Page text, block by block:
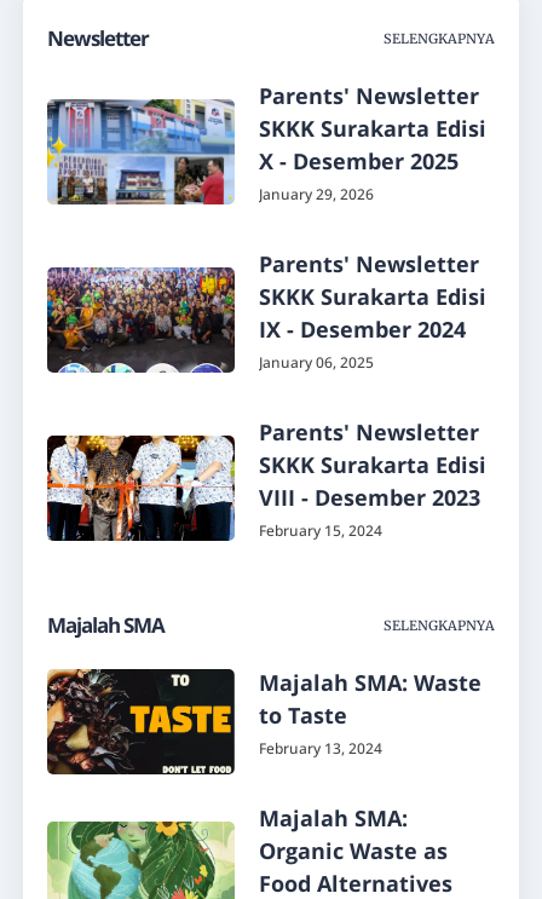
Newsletter SELENGKAPNYA
Parents' Newsletter
SKKK Surakarta Edisi
X - Desember 2025
January 29, 2026
Parents' Newsletter
SKKK Surakarta Edisi
IX - Desember 2024
January 06, 2025
Parents' Newsletter
SKKK Surakarta Edisi
VIII - Desember 2023
February 15, 2024
Majalah SMA SELENGKAPNYA
Majalah SMA: Waste
to Taste
February 13, 2024
Majalah SMA:
Organic Waste as
Food Alternatives